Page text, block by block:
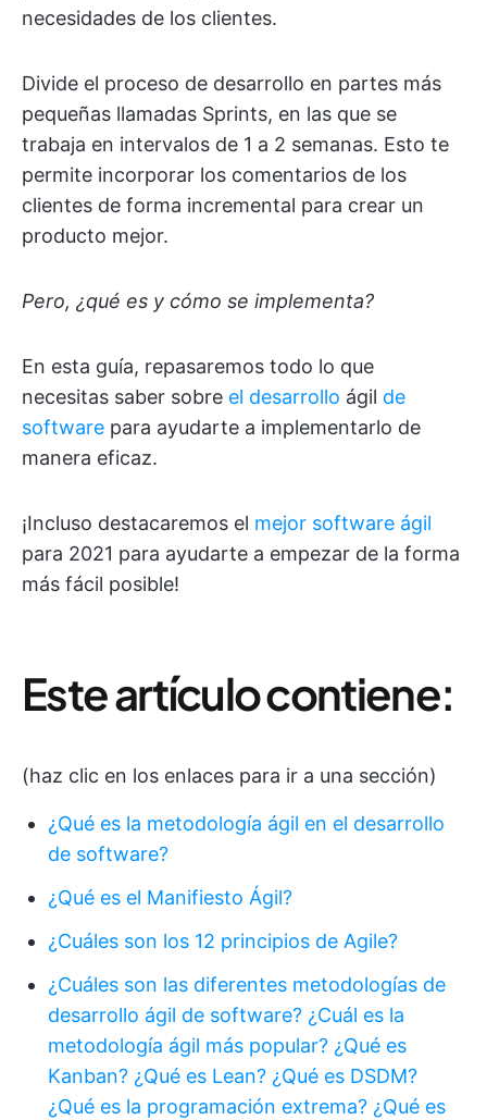
necesidades de los clientes.
Divide el proceso de desarrollo en partes más
pequeñas llamadas Sprints, en las que se
trabaja en intervalos de 1 a 2 semanas. Esto te
permite incorporar los comentarios de los
clientes de forma incremental para crear un
producto mejor.
Pero, ¿qué es y cómo se implementa?
En esta guía, repasaremos todo lo que
necesitas saber sobre el desarrollo ágil de
software para ayudarte a implementarlo de
manera eficaz.
¡Incluso destacaremos el mejor software ágil
para 2021 para ayudarte a empezar de la forma
más fácil posible!
Este artículo contiene:
(haz clic en los enlaces para ir a una sección)
¿Qué es la metodología ágil en el desarrollo
de software?
¿Qué es el Manifiesto Ágil?
¿Cuáles son los 12 principios de Agile?
¿Cuáles son las diferentes metodologías de
desarrollo ágil de software? ¿Cuál es la
metodología ágil más popular? ¿Qué es
Kanban? ¿Qué es Lean? ¿Qué es DSDM?
¿Qué es la programación extrema? ¿Qué es